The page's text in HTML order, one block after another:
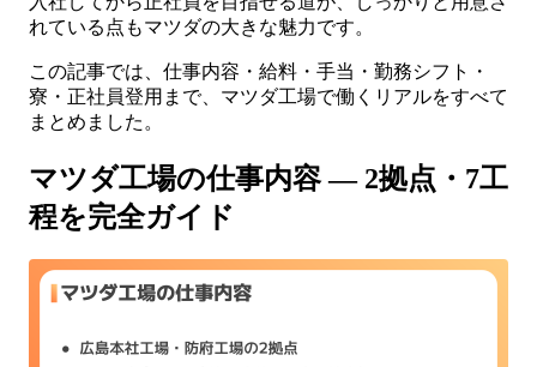
れている点もマツダの大きな魅力です。
この記事では、仕事内容・給料・手当・勤務シフト・
寮・正社員登用まで、マツダ工場で働くリアルをすべて
まとめました。
マツダ工場の仕事内容 — 2拠点・7工
程を完全ガイド